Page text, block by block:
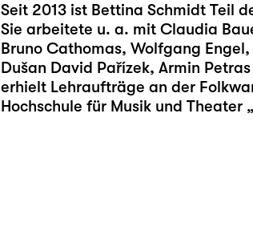
Seit 2013 ist Bettina Schmidt Teil
Sie arbeitete u. a. mit Claudia
Bruno Cathomas, Wolfgang
Dušan David Pařízek, Armin
erhielt Lehraufträge an der
Hochschule für Musik und Theater